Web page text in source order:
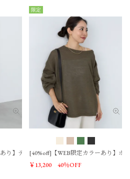
ス
り】デニムワンピース
限定
[40%off]【WEB限定カラーあり】ボ
￥13,200
40％OFF